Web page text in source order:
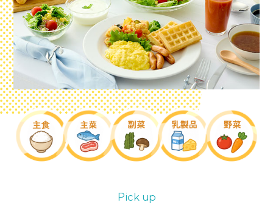
Pick up